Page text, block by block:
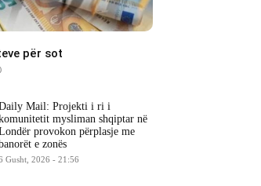
për sot
Mail: Projekti i ri i
mysliman shqiptar në
provokon përplasje me
e zonës
Gusht, 2026 - 21:56